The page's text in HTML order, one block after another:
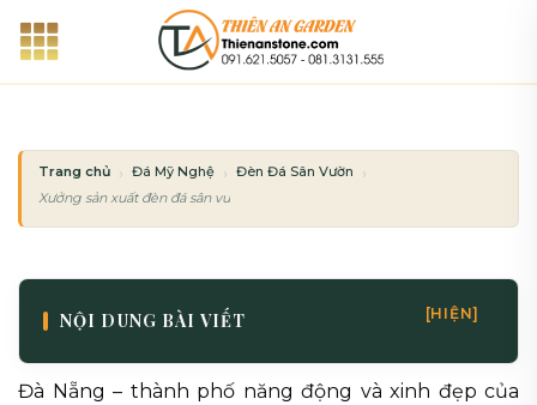
qua
Trang chủ Đá Mỹ Nghệ
Đèn Đá Sân Vườn
Xưởng sản xuất đèn đá sân vườn Đà Nẵng: Chất lượng từ làng nghề Non
NỘI DUNG BÀI VIẾT [HIỆN]
Đà Nẵng – thành phố năng động và xinh đẹp của